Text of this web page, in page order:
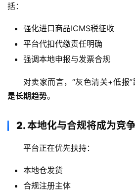
融
问
区
生
伙
伴
括：
强化进口商品ICMS税征收
平台代扣代缴责任明确
强调本地申报与发票合规
对卖家而言，“灰色清关+低报
是长期趋势。
2. 本地化与合规将成为竞
平台正在优先扶持：
本地仓发货
合规注册主体